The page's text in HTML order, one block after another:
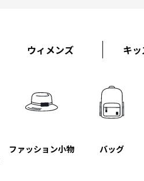
ウィメンズ キ
ファッション小物 バッグ